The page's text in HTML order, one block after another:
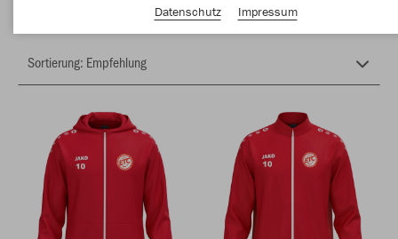
Datenschutz
Impressum